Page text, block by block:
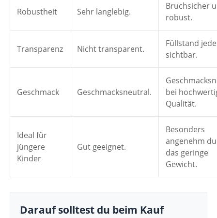
Robustheit Sehr langlebig.
Bruchsicher
robust.
Transparenz Nicht transparent.
Füllstand
sichtbar.
Geschmack Geschmacksneutral.
bei
Qualität.
Ideal für
jüngere
Kinder
Gut geeignet.
Besonders
angenehm
das geringe
Gewicht.
Darauf solltest du beim Kauf